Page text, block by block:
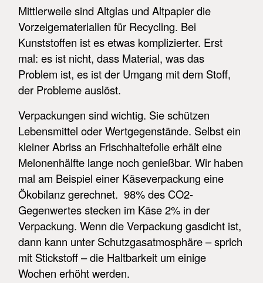
Mittlerweile sind Altglas und Altpapier die
Vorzeigematerialien für Recycling. Bei
Kunststoffen ist es etwas komplizierter. Erst
mal: es ist nicht, dass Material, was das
Problem ist, es ist der Umgang mit dem Stoff,
der Probleme auslöst.
Verpackungen sind wichtig. Sie schützen
Lebensmittel oder Wertgegenstände. Selbst ein
kleiner Abriss an Frischhaltefolie erhält eine
Melonenhälfte lange noch genießbar. Wir haben
mal am Beispiel einer Käseverpackung eine
Ökobilanz gerechnet. 98% des CO2-
Gegenwertes stecken im Käse 2% in der
Verpackung. Wenn die Verpackung gasdicht ist,
dann kann unter Schutzgasatmosphäre – sprich
mit Stickstoff – die Haltbarkeit um einige
Wochen erhöht werden.